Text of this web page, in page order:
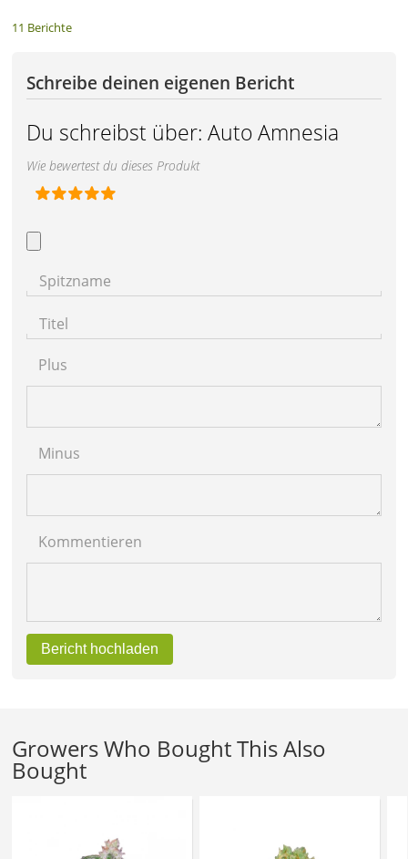
11 Berichte
Schreibe deinen eigenen Bericht
Du schreibst über:Auto Amnesia
Wie bewertest du dieses Produkt
Spitzname
Titel
Plus
Minus
Kommentieren
Bericht hochladen
Growers Who Bought This Also
Bought